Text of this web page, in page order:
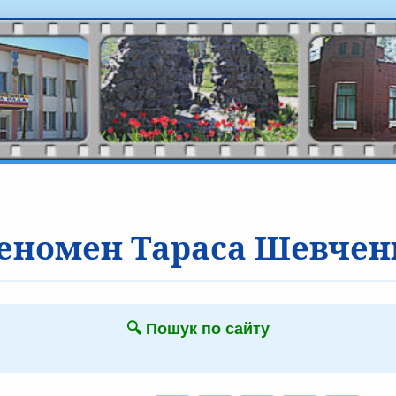
Тараса
🔍 Пошук по сайту